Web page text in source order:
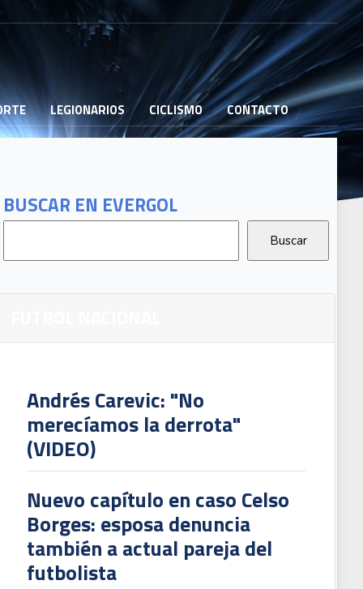
LEGIONARIOS CICLISMO CONTACTO
BUSCAR EN EVERGOL
Andrés Carevic: "No
merecíamos la derrota"
(VIDEO)
Nuevo capítulo en caso Celso
Borges: esposa denuncia
también a actual pareja del
futbolista